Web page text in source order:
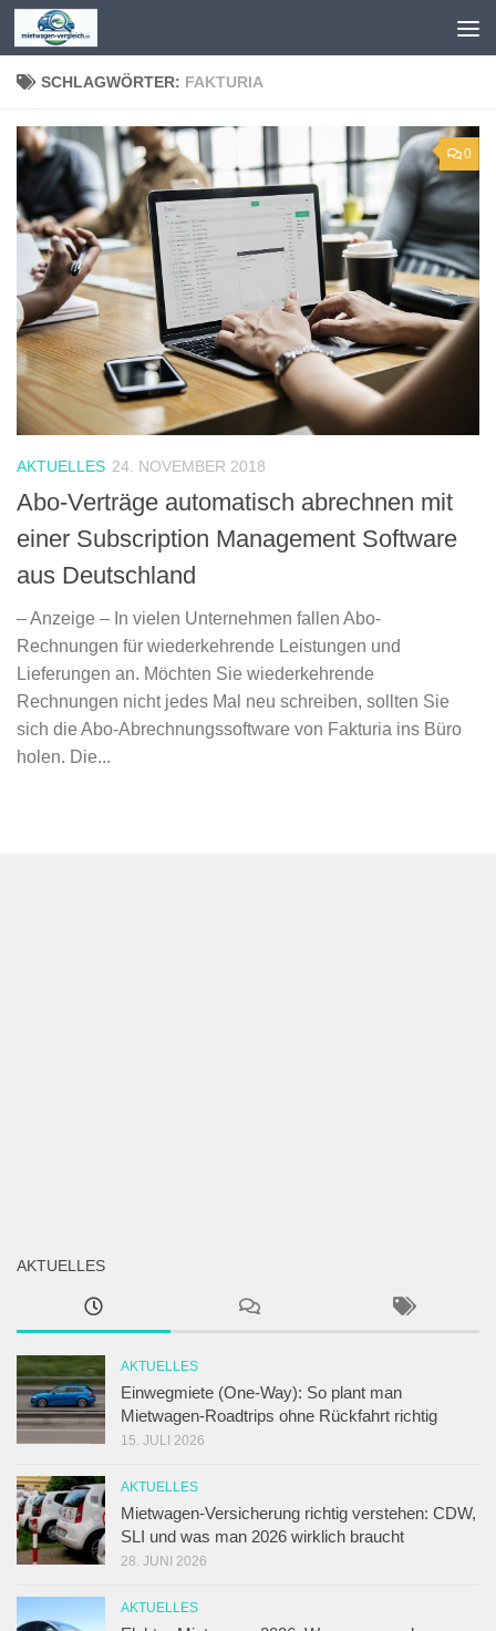
Zum Inhalt springen
SCHLAGWÖRTER: FAKTURIA
0
AKTUELLES 24. NOVEMBER 2018
Abo-Verträge automatisch abrechnen mit
einer Subscription Management Software
aus Deutschland
– Anzeige – In vielen Unternehmen fallen Abo-
Rechnungen für wiederkehrende Leistungen und
Lieferungen an. Möchten Sie wiederkehrende
Rechnungen nicht jedes Mal neu schreiben, sollten Sie
sich die Abo-Abrechnungssoftware von Fakturia ins Büro
holen. Die...
AKTUELLES
AKTUELLES
Einwegmiete (One-Way): So plant man
Mietwagen-Roadtrips ohne Rückfahrt richtig
15. JULI 2026
AKTUELLES
Mietwagen-Versicherung richtig verstehen: CDW,
SLI und was man 2026 wirklich braucht
28. JUNI 2026
AKTUELLES